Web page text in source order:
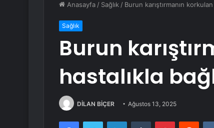
Anasayfa / Sağlık / Burun karıştırmanın korkulan
Sağlık
Burun
hastalıkla
DİLAN BİÇER Ağustos 13, 2025
FacebookTwitter LinkedInTumblr Pinterest